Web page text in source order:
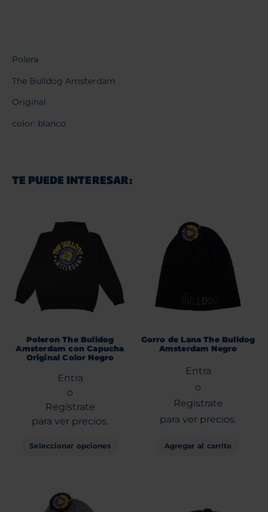
Polera
The Bulldog Amsterdam
Original
color: blanco
TE PUEDE INTERESAR:
Poleron The Bulldog
Amsterdam con Capucha
Original Color Negro
Entra
o
Regístrate
para ver precios.
Seleccionar opciones
Gorro de Lana The Bulldog
Amsterdam Negro
Entra
o
Regístrate
para ver precios.
Agregar al carrito